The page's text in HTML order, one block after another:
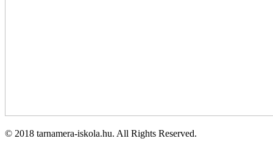
© 2018 tarnamera-iskola.hu. All Rights Reserved.